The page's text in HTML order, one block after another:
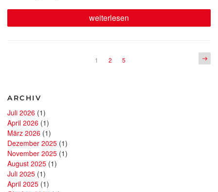
„Förderung
für
KfW
weiterlesen
Seitennummerierung
1 Seite
2 Seite
5 Seite
ARCHIV
Juli 2026 (1)
April 2026 (1)
März 2026 (1)
Dezember 2025 (1)
November 2025 (1)
August 2025 (1)
Juli 2025 (1)
April 2025 (1)